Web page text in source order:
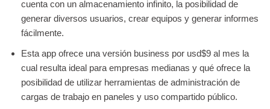
cuenta con un almacenamiento infinito, la posibilidad de
generar diversos usuarios, crear equipos y generar informes
fácilmente.
Esta app ofrece una versión business por usd$9 al mes la
cual resulta ideal para empresas medianas y qué ofrece la
posibilidad de utilizar herramientas de administración de
cargas de trabajo en paneles y uso compartido público.